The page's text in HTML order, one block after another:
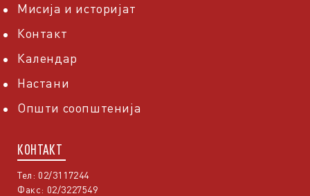
Мисија и историјат
Контакт
Календар
Настани
Општи соопштенија
КОНТАКТ
Тел: 02/3117244
Факс: 02/3227549